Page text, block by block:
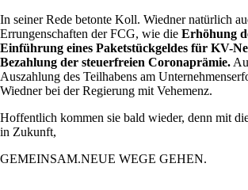
In seiner Rede betonte Koll. Wiedner natürlich
Errungenschaften der FCG, wie die Erhöhung
Einführung eines Paketstückgeldes für KV-
Bezahlung der steuerfreien Coronaprämie.
Auszahlung des Teilhabens am
Wiedner bei der Regierung mit Vehemenz.
Hoffentlich kommen sie bald wieder, denn mit
in Zukunft,
GEMEINSAM.NEUE WEGE GEHEN.